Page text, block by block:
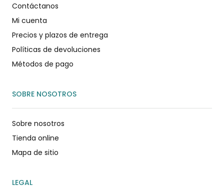
Contáctanos
Mi cuenta
Precios y plazos de entrega
Políticas de devoluciones
Métodos de pago
SOBRE NOSOTROS
Sobre nosotros
Tienda online
Mapa de sitio
LEGAL